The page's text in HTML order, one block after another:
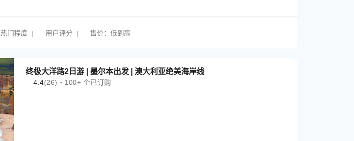
热门程度 | 用户评分 | 售价：低到高
终极大洋路2日游 | 墨尔本出发 | 澳大利亚绝美海岸线
4.4(26)・100+ 个已订购